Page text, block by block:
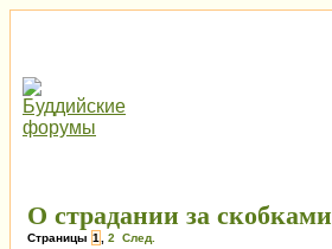
О страдании за скобками
Страницы 1 2 След.